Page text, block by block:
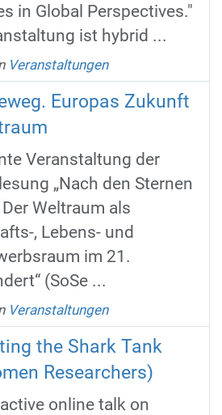
in Global Perspectives."
ist hybrid ...
Veranstaltungen
Europas Zukunft
Veranstaltung der
„Nach den Sternen
Weltraum als
, Lebens- und
im 21.
(SoSe ...
Veranstaltungen
the Shark Tank
Researchers)
online talk on